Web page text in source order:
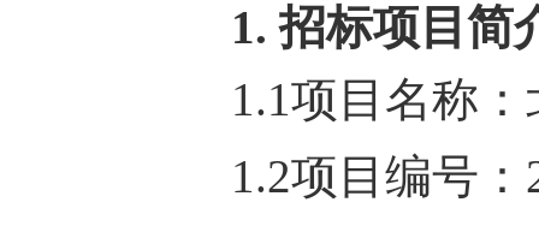
1. 招标项目简
1.1项目名称
1.2项目编号：